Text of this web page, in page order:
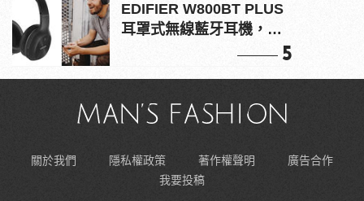
EDIFIER W800BT PLUS
耳罩式無線藍牙耳機，在
5
關於我們 隱私權政策 著作權聲明
廣告合作
我要投稿